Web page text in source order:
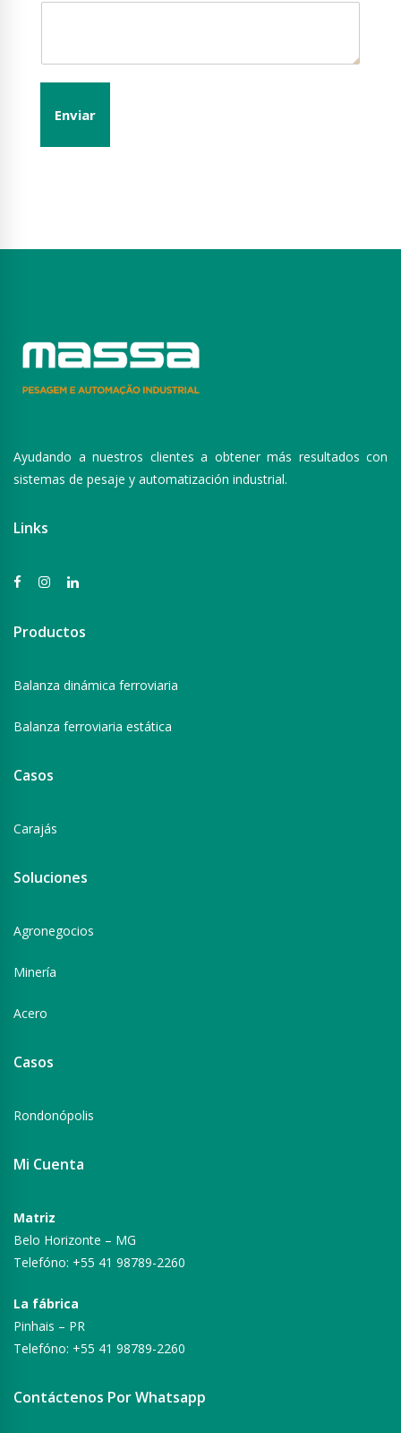
Enviar
Ayudando a nuestros clientes a obtener más resultados con
sistemas de pesaje y automatización industrial.
Links
Productos
Balanza dinámica ferroviaria
Balanza ferroviaria estática
Casos
Carajás
Soluciones
Agronegocios
Minería
Acero
Casos
Rondonópolis
Mi Cuenta
Matriz
Belo Horizonte – MG
Telefóno: +55 41 98789-2260
La fábrica
Pinhais – PR
Telefóno: +55 41 98789-2260
Contáctenos Por Whatsapp